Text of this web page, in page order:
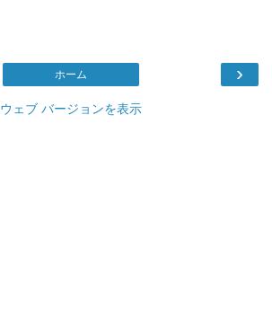
›
ホーム
ウェブ バージョンを表示